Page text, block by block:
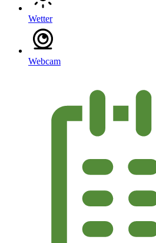
Wetter
Webcam